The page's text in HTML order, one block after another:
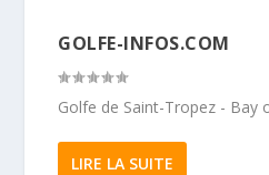
GOLFE-INFOS.COM
Golfe de Saint-Tropez - Bay
LIRE LA SUITE